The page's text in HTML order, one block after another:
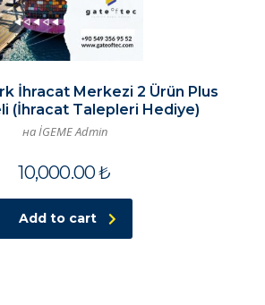
İhracat Merkezi 2 Ürün Plus
(İhracat Talepleri Hediye)
на İGEME Admin
10,000.00₺
Add to cart